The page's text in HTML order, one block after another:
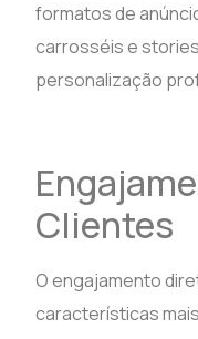
formatos de
carrosséis e
personalização
Clientes
O engajamento
características